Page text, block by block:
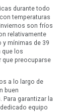
durante todo
temperaturas
son fríos
relativamente
y mínimas de 39
que los
que preocuparse
a lo largo de
buen
garantizar la
equipo